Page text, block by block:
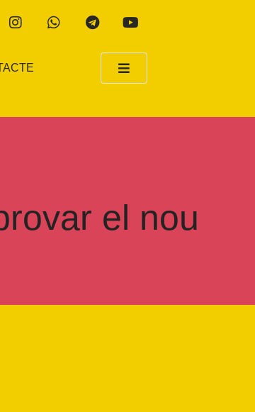
el nou